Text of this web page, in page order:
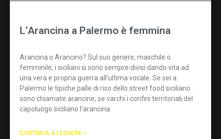
L’Arancina a Palermo è femmina
Arancina o Arancino? Sul suo genere, maschile o
femminile, i siciliani si sono sempre divisi dando vita ad
una vera e propria guerra all’ultima vocale. Se sei a
Palermo le tipiche palle di riso dello street food siciliano
sono chiamate arancine, se varchi i confini territoriali del
capoluogo siciliano l’arancina
CONTINUA A LEGGERE »